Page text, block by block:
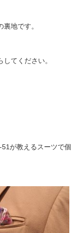
地です。
てください。
51が教えるスーツで個